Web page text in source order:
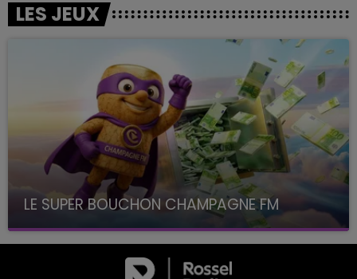
LES JEUX
LE SUPER BOUCHON CHAMPAGNE FM
avec La Famille Champagne FM, à 8H10